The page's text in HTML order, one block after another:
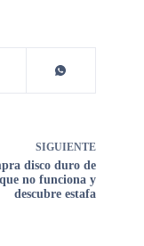
SIGUIENTE
disco duro de
no funciona y
descubre estafa